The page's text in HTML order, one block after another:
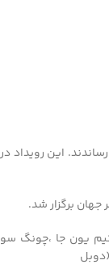
این رویداد در
یون جا ،چونگ سو